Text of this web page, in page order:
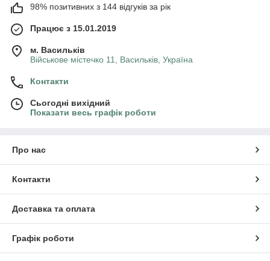
98% позитивних з 144 відгуків за рік
Працює з 15.01.2019
м. Васильків
Військове містечко 11, Васильків, Україна
Контакти
Сьогодні вихідний
Показати весь графік роботи
Про нас
Контакти
Доставка та оплата
Графік роботи